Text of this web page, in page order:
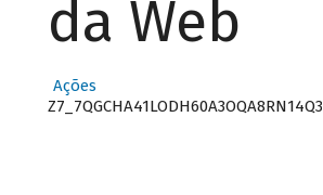
da Web
Ações
Z7_7QGCHA41LODH60A3OQA8RN14Q3